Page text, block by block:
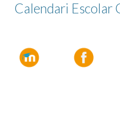
Calendari Escolar